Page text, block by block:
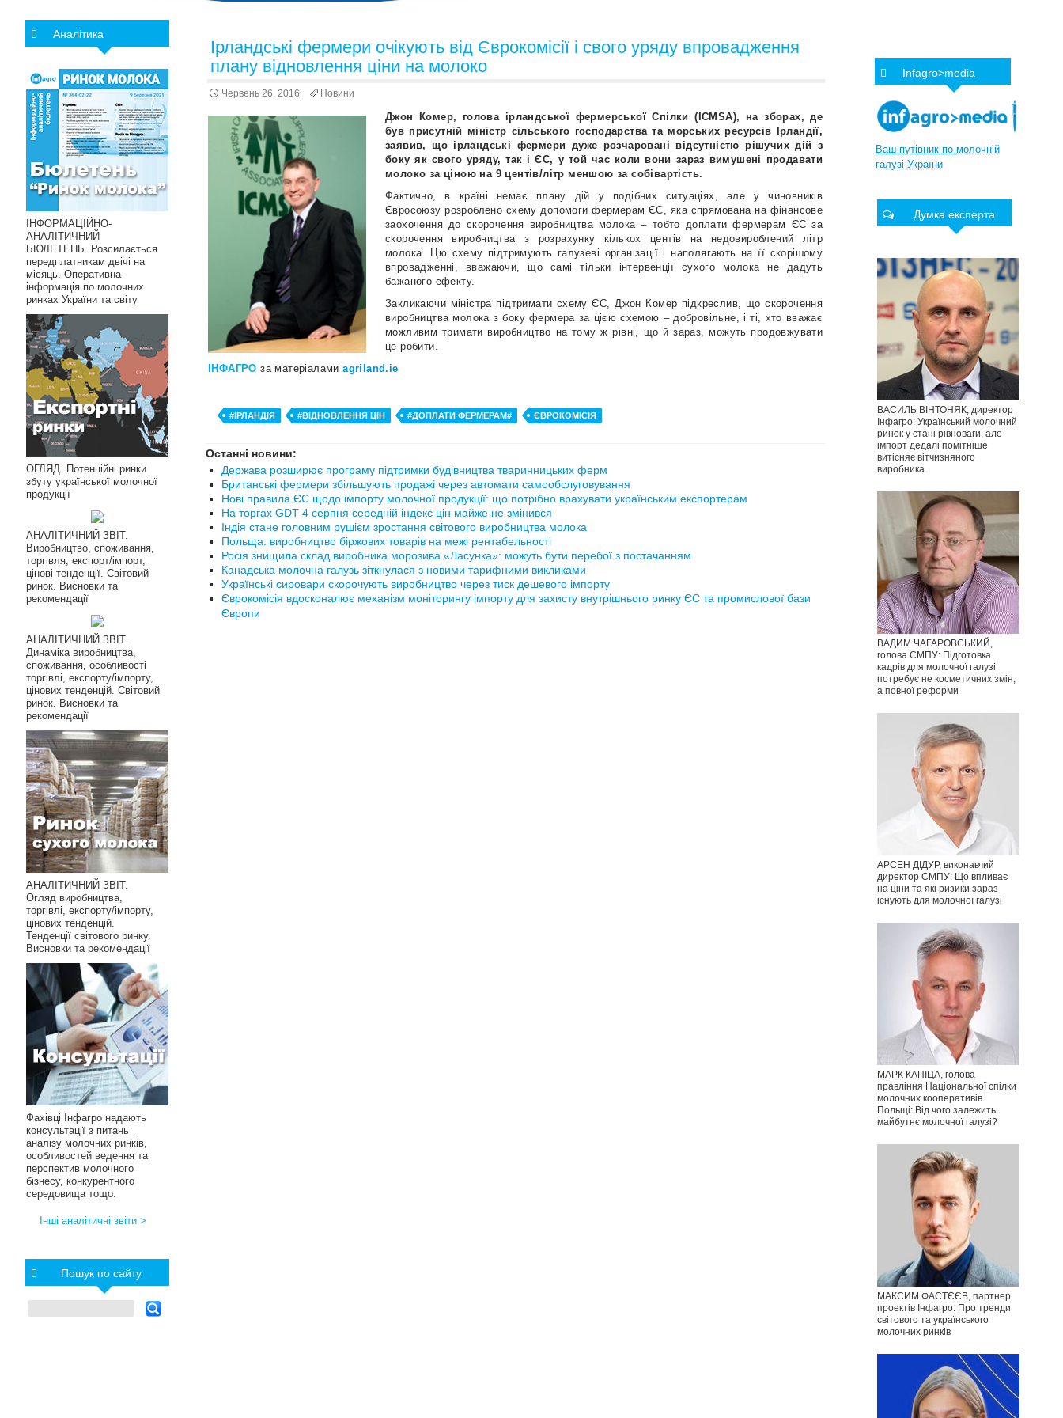
Ірландські фермери очікують від Єврокомісії і свого уряду впровадження
плану відновлення ціни на молоко
Червень 26, 2016 Новини
Джон Комер, голова ірландської фермерської Спілки (ICMSA), на зборах, де
був присутній міністр сільського господарства та морських ресурсів Ірландії,
заявив, що ірландські фермери дуже розчаровані відсутністю рішучих дій з
боку як свого уряду, так і ЄС, у той час коли вони зараз вимушені продавати
молоко за ціною на 9 центів/літр меншою за собівартість.
Фактично, в країні немає плану дій у подібних ситуаціях, але у чиновників
Євросоюзу розроблено схему допомоги фермерам ЄС, яка спрямована на фінансове
заохочення до скорочення виробництва молока – тобто доплати фермерам ЄС за
скорочення виробництва з розрахунку кількох центів на недовироблений літр
молока. Цю схему підтримують галузеві організації і наполягають на її скорішому
впровадженні, вважаючи, що самі тільки інтервенції сухого молока не дадуть
бажаного ефекту.
Закликаючи міністра підтримати схему ЄС, Джон Комер підкреслив, що скорочення
виробництва молока з боку фермера за цією схемою – добровільне, і ті, хто вважає
можливим тримати виробництво на тому ж рівні, що й зараз, можуть продовжувати
це робити.
ІНФАГРО за матеріаламиagriland.ie
#ІРЛАНДІЯ #ВІДНОВЛЕННЯ ЦІН #ДОПЛАТИ ФЕРМЕРАМ# ЄВРОКОМІСІЯ
Останні новини:
Держава розширює програму підтримки будівництва тваринницьких ферм
Британські фермери збільшують продажі через автомати самообслуговування
Нові правила ЄС щодо імпорту молочної продукції: що потрібно врахувати українським експортерам
На торгах GDT 4 серпня середній індекс цін майже не змінився
Індія стане головним рушієм зростання світового виробництва молока
Польща: виробництво біржових товарів на межі рентабельності
Росія знищила склад виробника морозива «Ласунка»: можуть бути перебої з постачанням
Канадська молочна галузь зіткнулася з новими тарифними викликами
Українські сировари скорочують виробництво через тиск дешевого імпорту
Єврокомісія вдосконалює механізм моніторингу імпорту для захисту внутрішнього ринку ЄС та промислової бази
Європи
Infagro>media
Ваш путівник по молочній
галузі України
Думка експерта
ВАСИЛЬ ВІНТОНЯК, директор
Інфагро: Український молочний
ринок у стані рівноваги, але
імпорт дедалі помітніше
витісняє вітчизняного
виробника
ВАДИМ ЧАГАРОВСЬКИЙ,
голова СМПУ: Підготовка
кадрів для молочної галузі
потребує не косметичних змін,
а повної реформи
АРСЕН ДІДУР, виконавчий
директор СМПУ: Що впливає
на ціни та які ризики зараз
існують для молочної галузі
МАРК КАПІЦА, голова
правління Національної спілки
молочних кооперативів
Польщі: Від чого залежить
майбутнє молочної галузі?
МАКСИМ ФАСТЄЄВ, партнер
проектів Інфагро: Про тренди
світового та українського
молочних ринків
Аналітика
ІНФОРМАЦІЙНО-
АНАЛІТИЧНИЙ
БЮЛЕТЕНЬ. Розсилається
передплатникам двічі на
місяць. Оперативна
інформація по молочних
ринках України та світу
ОГЛЯД. Потенційні ринки
збуту української молочної
продукції
АНАЛІТИЧНИЙ ЗВІТ.
Виробництво, споживання,
торгівля, експорт/імпорт,
цінові тенденції. Світовий
ринок. Висновки та
рекомендації
АНАЛІТИЧНИЙ ЗВІТ.
Динаміка виробництва,
споживання, особливості
торгівлі, експорту/імпорту,
цінових тенденцій. Світовий
ринок. Висновки та
рекомендації
АНАЛІТИЧНИЙ ЗВІТ.
Огляд виробництва,
торгівлі, експорту/імпорту,
цінових тенденцій.
Тенденції світового ринку.
Висновки та рекомендації
Фахівці Інфагро надають
консультації з питань
аналізу молочних ринків,
особливостей ведення та
перспектив молочного
бізнесу, конкурентного
середовища тощо.
Інші аналітичні звіти >
Пошук по сайту